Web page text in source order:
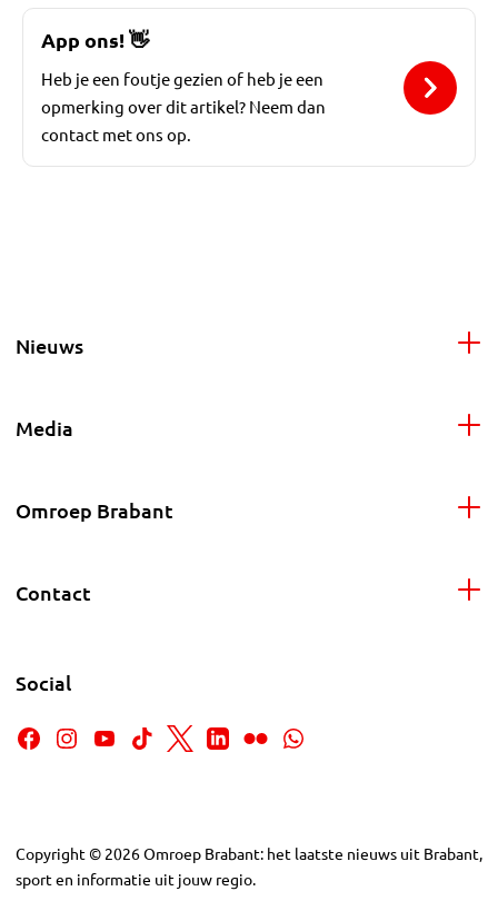
App ons!👋
Heb je een foutje gezien of heb je een
opmerking over dit artikel? Neem dan
contact met ons op.
Nieuws
Media
Omroep Brabant
Contact
Social
Copyright © 2026Omroep Brabant: het laatste nieuws uit Brabant,
sport en informatie uit jouw regio.